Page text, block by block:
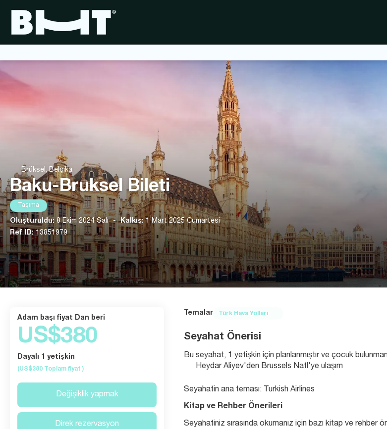
Brüksel, Belçika
Baku-Bruksel Bileti
Taşıma
Oluşturuldu: 8 Ekim 2024 Salı - Kalkış:1 Mart 2025 Cumartesi
Ref ID:13851979
Temalar Türk Hava Yolları
Seyahat Önerisi
Bu seyahat, 1 yetişkin için planlanmıştır ve çocuk
Heydar Aliyev'den Brussels Natl'ye ulaşım
Seyahatin ana teması: Turkish Airlines
Kitap ve Rehber Önerileri
Seyahatiniz sırasında okumanız için bazı kitap ve rehber
Adam başı fiyat Dan beri
US$380
Dayalı 1 yetişkin
(US$380 Toplam fiyat )
Değişiklik yapmak
Direk rezervasyon